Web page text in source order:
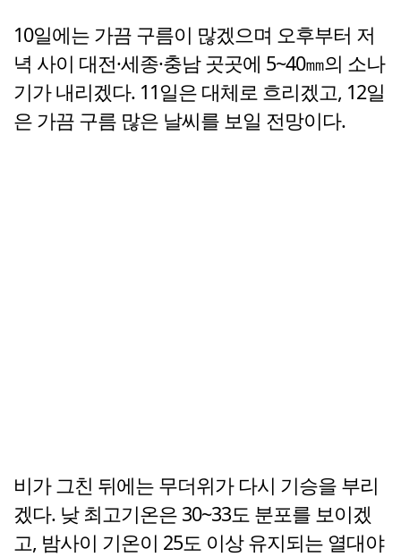
10일에는 가끔 구름이 많겠으며 오후부터 저
녁 사이 대전·세종·충남 곳곳에 5~40㎜의 소나
기가 내리겠다. 11일은 대체로 흐리겠고, 12일
은 가끔 구름 많은 날씨를 보일 전망이다.
비가 그친 뒤에는 무더위가 다시 기승을 부리
겠다. 낮 최고기온은 30~33도 분포를 보이겠
고, 밤사이 기온이 25도 이상 유지되는 열대야